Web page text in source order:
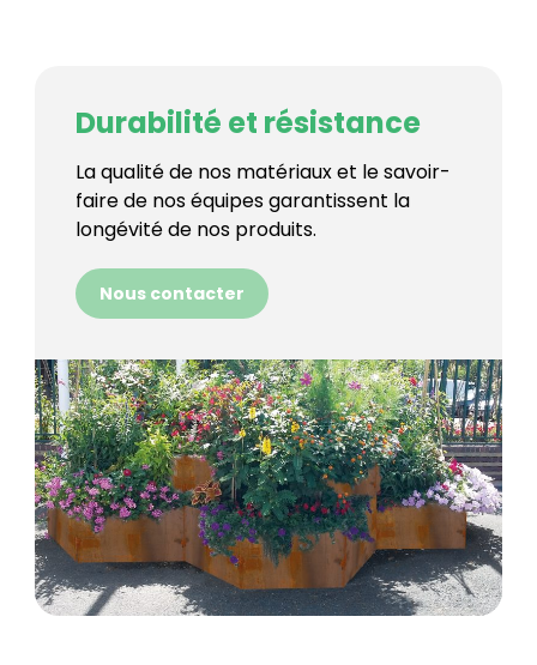
Durabilité et résistance
La qualité de nos matériaux et le savoir-
faire de nos équipes garantissent la
longévité de nos produits.
Nous contacter